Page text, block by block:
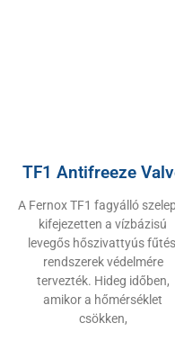
TF1 Antifreeze
A Fernox TF1 fagyálló
kifejezetten a vízbázisú
levegős hőszivattyús
rendszerek védelmére
tervezték. Hideg időben,
amikor a hőmérséklet
csökken,